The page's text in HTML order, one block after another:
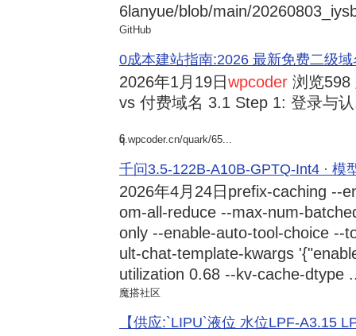
6lanyue/blob/main/
GitHub
0成本建站指南:2026 最新免费二级
2026年1月19日wpcoder 浏览598
vs 付费域名 3.1 Step 1: 登录与
6
q.wpcoder.cn/quark/65...
千问3.5-122B-A10B-GPTQ-Int4 · 模
2026年4月24日 prefix-caching --
om-all-reduce --max-num-
only --enable-auto-tool-choice --
ult-chat-template-kwargs
utilization 0.68 --kv-cache-dtype
魔搭社区
【供应:`LIPU`液位 水位LPF-A3.15